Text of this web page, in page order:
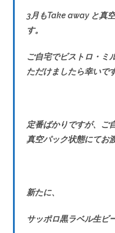
3月もTake away と真
す。
ご自宅でビストロ・ミ
ただけましたら幸いです
定番ばかりですが、ご
真空パック状態にてお
新たに、
サッポロ黒ラベル生ビ